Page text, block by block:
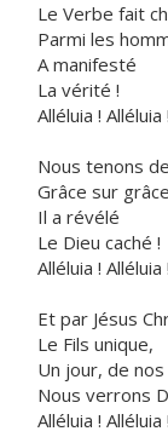
Le Verbe fait
Parmi les
A manifesté
La vérité !
Alléluia ! Alléluia
Nous tenons
Grâce sur
Il a révélé
Le Dieu caché !
Alléluia ! Alléluia
Et par Jésus
Le Fils unique,
Un jour, de
Nous verrons
Alléluia ! Alléluia